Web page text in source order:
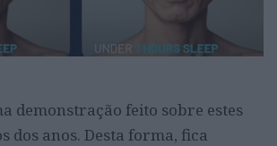
demonstração feito sobre estes
dos anos. Desta forma, fica